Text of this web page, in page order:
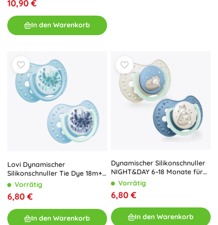
10,90 €
In den Warenkorb
Lovi Dynamischer
Silikonschnuller Tie Dye 18m+
2 Stk., blau
Vorrätig
6,80 €
In den Warenkorb
Dynamischer Silikonschnuller
NIGHT&DAY 6–18 Monate für
Jungen
Vorrätig
6,80 €
In den Warenkorb